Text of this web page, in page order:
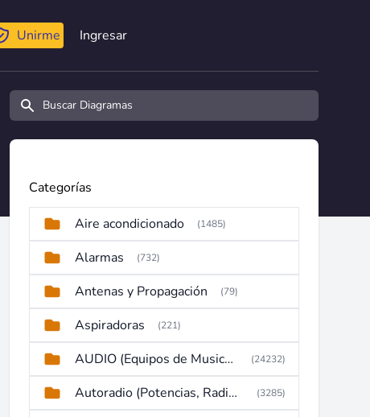
Unirme Ingresar
Buscar diagramas y manuales
Categorías
Aire acondicionado (1485)
Alarmas (732)
Antenas y Propagación (79)
Aspiradoras (221)
AUDIO (Equipos de Musica, Amplificadores, Reproductores, Etc) (24232)
Autoradio (Potencias, Radios y DVD) (3285)